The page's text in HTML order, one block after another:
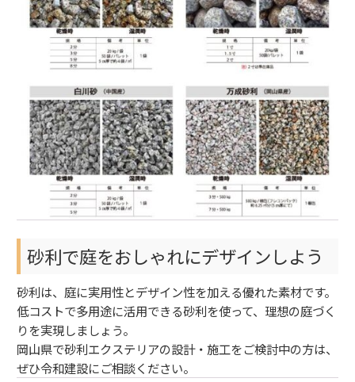
砂利で庭をおしゃれにデザインしよう
砂利は、庭に実用性とデザイン性を加える優れた素材です。
低コストで多用途に活用できる砂利を使って、理想の庭づく
りを実現しましょう。
岡山県で砂利エクステリアの設計・施工をご検討中の方は、
ぜひ令和建設にご相談ください。